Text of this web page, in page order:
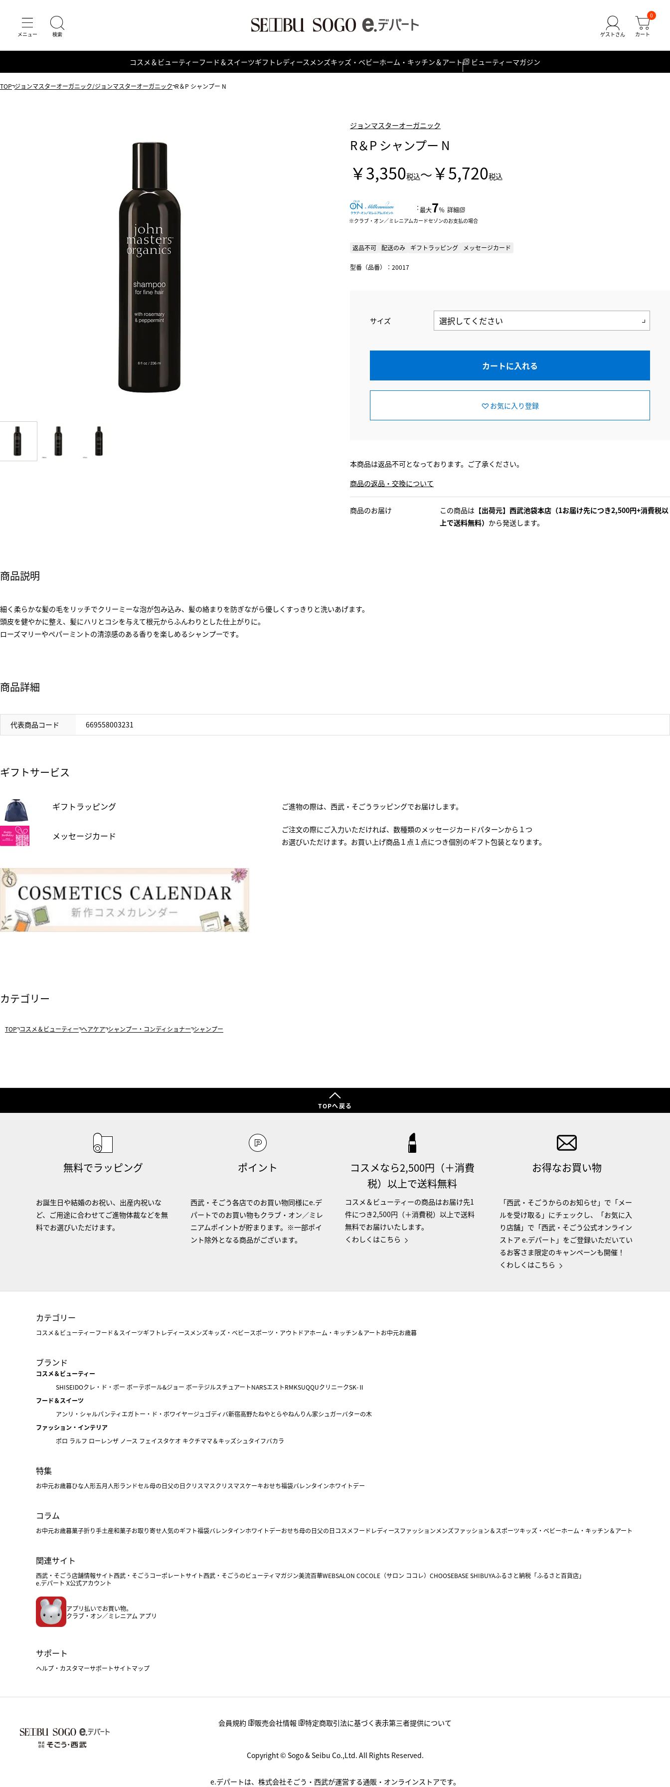
0
コスメ＆ビューティーフード＆スイーツギフト レディース メンズキッズ・ベビーホーム・キッチン＆アート ビューティーマガジン
TOP ジョンマスターオーガニック/ジョンマスターオーガニック R＆P シャンプー N
ジョンマスターオーガニック
R＆P シャンプー N
￥3,350税込～ ￥5,720税込
：最大7％ 詳細
クラブ・オン／ミレニアムカードセゾンのお支払の場合
返品不可 配送のみ ギフトラッピング メッセージカード
型番（品番）：20017
サイズ
カートに入れる
お気に入り登録
本商品は返品不可となっております。ご了承ください。
商品の返品・交換について
商品のお届け この商品は 【出荷元】西武池袋本店（1お届け先につき2,500円+消費税以
上で送料無料） から発送します。
商品説明
細く柔らかな髪の毛をリッチでクリーミーな泡が包み込み、髪の絡まりを防ぎながら優しくすっきりと洗いあげます。
頭皮を健やかに整え、髪にハリとコシを与えて根元からふんわりとした仕上がりに。
ローズマリーやペパーミントの清涼感のある香りを楽しめるシャンプーです。
商品詳細
代表商品コード 669558003231
ギフトサービス
ギフトラッピング ご進物の際は、西武・そごうラッピングでお届けします。
メッセージカード
ご注文の際にご入力いただければ、数種類のメッセージカードパターンから１つ
お選びいただけます。お買い上げ商品１点１点につき個別のギフト包装となります。
カテゴリー
TOP コスメ＆ビューティー ヘアケア シャンプー・コンディショナー シャンプー
TOPへ戻る
無料でラッピング
お誕生日や結婚のお祝い、出産内祝いな
ど、ご用途に合わせてご進物体裁などを無
料でお選びいただけます。
ポイント
西武・そごう各店でのお買い物同様にe.デ
パートでのお買い物もクラブ・オン／ミレ
ニアムポイントが貯まります。※一部ポイ
ント除外となる商品がございます。
コスメなら2,500円（＋消費
税）以上で送料無料
コスメ＆ビューティーの商品はお届け先1
件につき2,500円（＋消費税）以上で送料
無料でお届けいたします。
くわしくはこちら
お得なお買い物
「西武・そごうからのお知らせ」で「メー
ルを受け取る」にチェックし、「お気に入
り店舗」で「西武・そごう公式オンライン
ストア e.デパート」をご登録いただいてい
るお客さま限定のキャンペーンも開催！
くわしくはこちら
カテゴリー
コスメ＆ビューティーフード＆スイーツギフト レディースメンズキッズ・ベビースポーツ・アウトドアホーム・キッチン＆アートお中元お歳暮
ブランド
コスメ＆ビューティー
SHISEIDOクレ・ド・ポー ボーテポール&ジョー ボーテジルスチュアートNARSエストRMKSUQQUクリニークSK-Ⅱ
フード＆スイーツ
アンリ・シャルパンティエガトー・ド・ボワイヤージュゴディバ新宿高野たねやとらやねんりん家シュガーバターの木
ファッション・インテリア
ポロ ラルフ ローレンザ ノース フェイスタケオ キクチママ＆キッズシュタイフバカラ
特集
お中元お歳暮ひな人形五月人形ランドセル母の日父の日クリスマスクリスマスケーキおせち福袋バレンタインホワイトデー
コラム
お中元お歳暮菓子折り手土産和菓子お取り寄せ人気のギフト福袋バレンタインホワイトデーおせち母の日父の日 コスメフードレディースファッションメンズファッション＆スポーツキッズ・ベビーホーム・キッチン＆アート
関連サイト
西武・そごう店舗情報サイト西武・そごうコーポレートサイト西武・そごうのビューティマガジン美流百華WEBSALON COCOLE（サロン ココレ） CHOOSEBASE SHIBUYAふるさと納税「ふるさと百貨店」
e.デパート X公式アカウント
アプリ払いでお買い物。
クラブ・オン／ミレニアム アプリ
サポート
ヘルプ・カスタマーサポートサイトマップ
会員規約 販売会社情報 特定商取引法に基づく表示第三者提供について
Copyright © Sogo & Seibu Co.,Ltd. All Rights Reserved.
e.デパートは、株式会社そごう・西武が運営する通販・オンラインストアです。